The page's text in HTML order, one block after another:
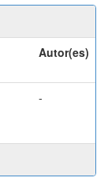
Autor(es)
-